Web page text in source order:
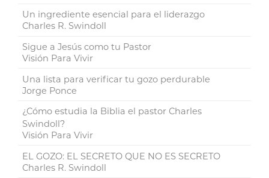
Un ingrediente esencial para el liderazgo
Charles R. Swindoll
Sigue a Jesús como tu Pastor
Visión Para Vivir
Una lista para verificar tu gozo perdurable
Jorge Ponce
¿Cómo estudia la Biblia el pastor Charles
Swindoll?
Visión Para Vivir
EL GOZO: EL SECRETO QUE NO ES SECRETO
Charles R. Swindoll